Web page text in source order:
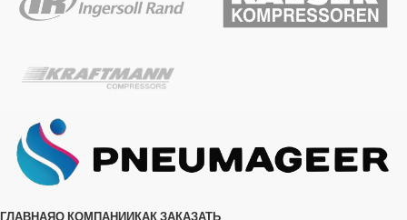
ГЛАВНАЯО КОМПАНИИКАК ЗАКАЗАТЬ